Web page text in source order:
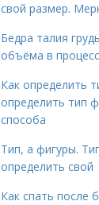
свой размер.
Бедра талия
объёма в
Как определить
определить тип
способа
Тип, а фигуры.
определить свой
Как спать после